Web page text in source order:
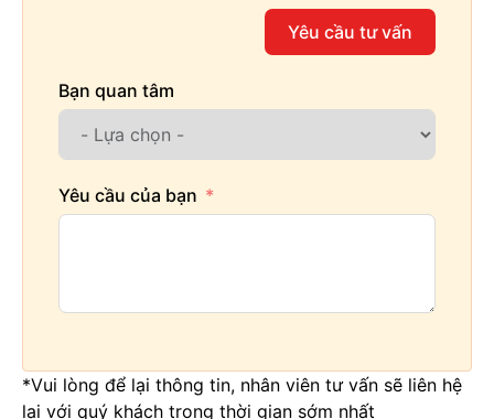
Yêu cầu tư vấn
Bạn quan tâm
Yêu cầu của bạn
*Vui lòng để lại thông tin, nhân viên tư vấn sẽ liên hệ
lại với quý khách trong thời gian sớm nhất